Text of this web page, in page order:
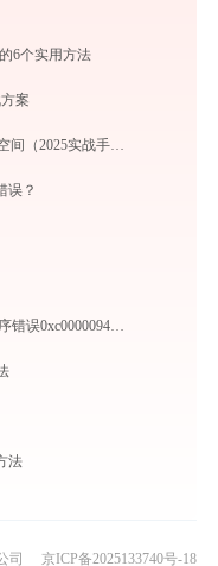
6个实用方法
案
10个必学的CMD命令：彻底清理C盘空间（2025实战手册）
误？
Photoshop主程序Photoshop.exe应用程序错误0xc0000094解决方法
法
司 京ICP备2025133740号-18